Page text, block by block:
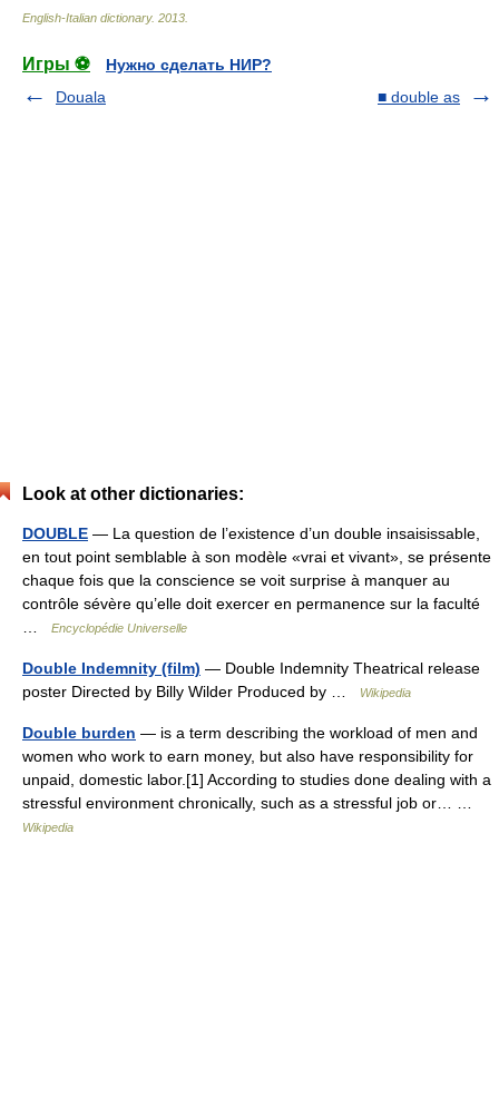
English-Italian dictionary. 2013
Игры ⚽
Нужно сделать НИР?
Douala
■ double as
Look at other dictionaries:
DOUBLE — La question de l’existence d’un double insaisissable,
en tout point semblable à son modèle «vrai et vivant», se présente
chaque fois que la conscience se voit surprise à manquer au
contrôle sévère qu’elle doit exercer en permanence sur la faculté
Encyclopédie Universelle
Double Indemnity (film) — Double Indemnity Theatrical release
poster Directed by Billy Wilder Produced by …
Wikipedia
Double burden — is a term describing the workload of men and
women who work to earn money, but also have responsibility for
unpaid, domestic labor.[1] According to studies done dealing with a
stressful environment chronically, such as a stressful job or… …
Wikipedia